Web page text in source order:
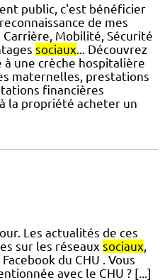
public, c'est bénéficier
de mes
Carrière, Mobilité, Sécurité
sociaux... Découvrez
à une crèche hospitalière
maternelles, prestations
financières
la propriété acheter un
Les actualités de ces
sur les réseaux sociaux
du CHU . Vous
avec le CHU ? [...]